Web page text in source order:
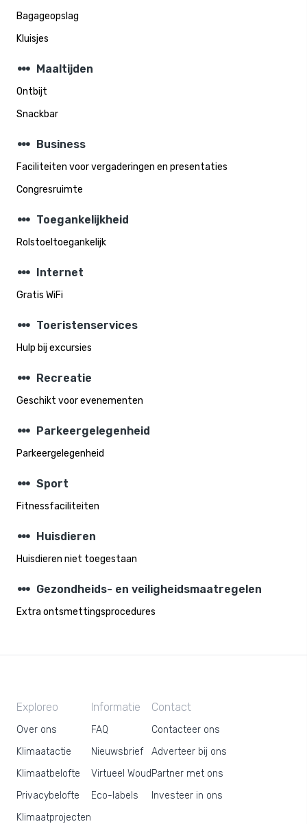
Bagageopslag
Kluisjes
steppers Maaltijden
Ontbijt
Snackbar
steppers Business
Faciliteiten voor vergaderingen en presentaties
Congresruimte
steppers Toegankelijkheid
Rolstoeltoegankelijk
steppers Internet
Gratis WiFi
steppers Toeristenservices
Hulp bij excursies
steppers Recreatie
Geschikt voor evenementen
steppers Parkeergelegenheid
Parkeergelegenheid
steppers Sport
Fitnessfaciliteiten
steppers Huisdieren
Huisdieren niet toegestaan
steppers Gezondheids- en veiligheidsmaatregelen
Extra ontsmettingsprocedures
Exploreo
Over ons
Klimaatactie
Klimaatbelofte
Privacybelofte
Klimaatprojecten
Informatie
FAQ
Nieuwsbrief
Virtueel Woud
Eco-labels
Contact
Contacteer ons
Adverteer bij ons
Partner met ons
Investeer in ons